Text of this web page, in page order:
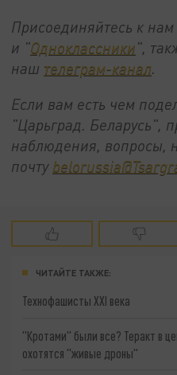
Присоединяйтесь к нам
и "Одноклассники",
наш телеграм-канал
Если вам есть чем
"Царьград. Беларусь",
наблюдения, вопросы,
почту
ЧИТАЙТЕ ТАКЖЕ:
Технофашисты XXI века
"Кротами" были все? Теракт в
охотятся "живые дроны"